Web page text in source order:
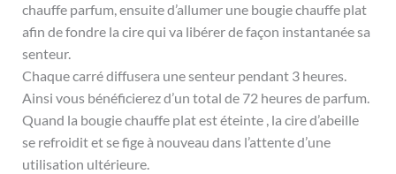
chauffe parfum, ensuite d’allumer une bougie chauffe plat
afin de fondre la cire qui va libérer de façon instantanée sa
senteur.
Chaque carré diffusera une senteur pendant 3 heures.
Ainsi vous bénéficierez d’un total de 72 heures de parfum.
Quand la bougie chauffe plat est éteinte , la cire d’abeille
se refroidit et se fige à nouveau dans l’attente d’une
utilisation ultérieure.